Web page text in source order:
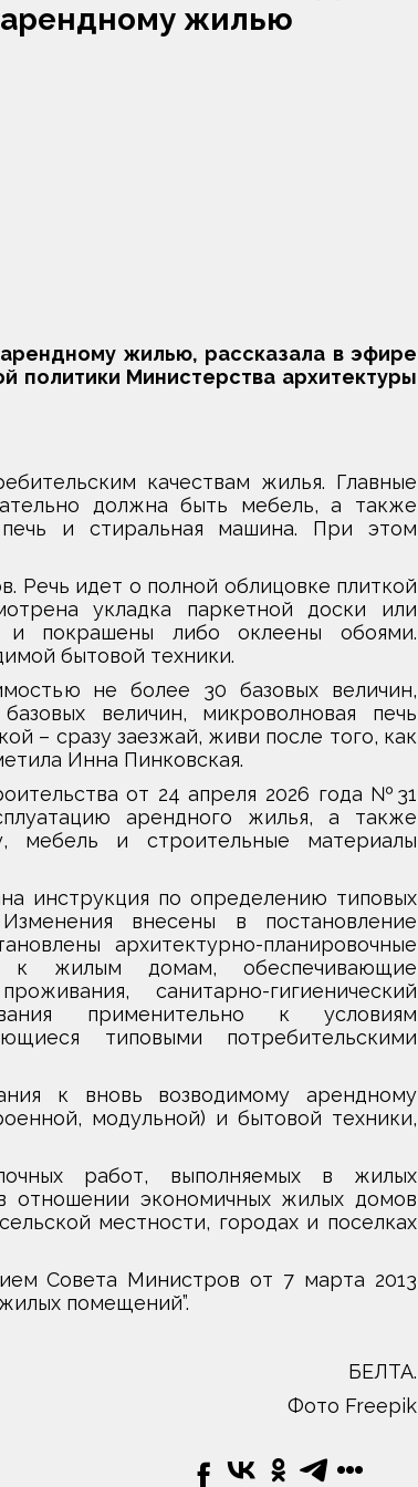
арендному жилью
жилью, рассказала в эфире
политики Министерства архитектуры
качествам жилья. Главные
должна быть мебель, а также
печь и стиральная машина. При этом
Речь идет о полной облицовке плиткой
укладка паркетной доски или
покрашены либо оклеены обоями.
бытовой техники.
не более 30 базовых величин,
величин, микроволновая печь
– сразу заезжай, живи после того, как
Инна Пинковская.
от 24 апреля 2026 года №31
арендного жилья, а также
мебель и строительные материалы
инструкция по определению типовых
внесены в постановление
архитектурно-планировочные
к жилым домам, обеспечивающие
санитарно-гигиенический
применительно к условиям
типовыми потребительскими
к вновь возводимому арендному
модульной) и бытовой техники,
работ, выполняемых в жилых
отношении экономичных жилых домов
местности, городах и поселках
Совета Министров от 7 марта 2013
помещений”.
БЕЛТА.
Фото Freepik